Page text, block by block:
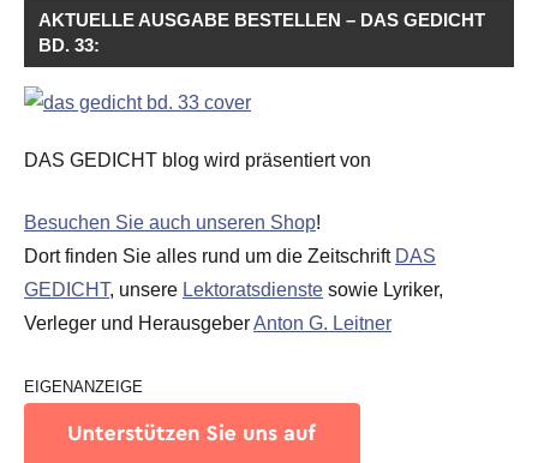
AKTUELLE AUSGABE BESTELLEN – DAS GEDICHT
BD. 33:
DAS GEDICHT blog wird präsentiert von
Besuchen Sie auch unseren Shop!
Dort finden Sie alles rund um die Zeitschrift DAS
GEDICHT, unsere Lektoratsdienste sowie Lyriker,
Verleger und HerausgeberAnton G. Leitner
EIGENANZEIGE